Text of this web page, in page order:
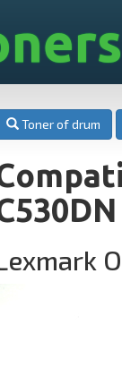
Toner of drum